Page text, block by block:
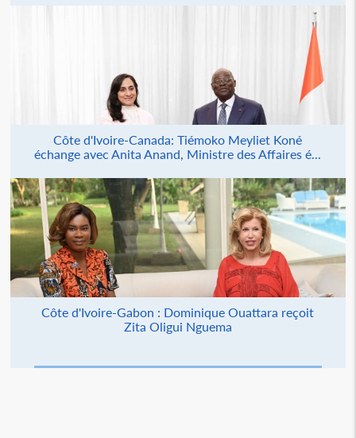
Côte d'Ivoire-Canada: Tiémoko Meyliet Koné
échange avec Anita Anand, Ministre des Affaires é...
Côte d'Ivoire-Gabon : Dominique Ouattara reçoit
Zita Oligui Nguema